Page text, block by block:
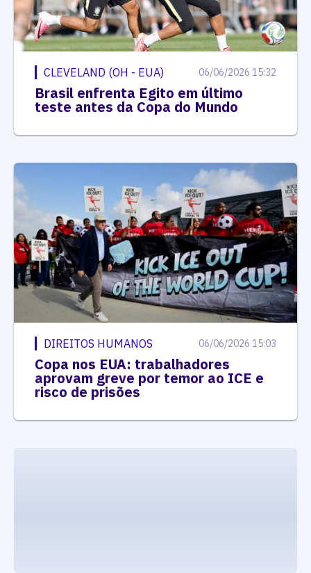
CLEVELAND (OH - EUA) 06/06/2026 15:32
Brasil enfrenta Egito em último
teste antes da Copa do Mundo
DIREITOS HUMANOS 06/06/2026 15:03
Copa nos EUA: trabalhadores
aprovam greve por temor ao ICE e
risco de prisões